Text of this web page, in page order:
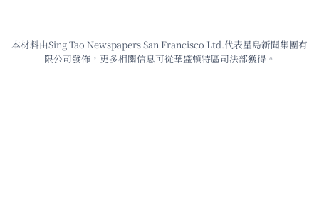
本材料由Sing Tao Newspapers San Francisco Ltd.代表星島新聞集團有
限公司發佈，更多相關信息可從華盛頓特區司法部獲得。